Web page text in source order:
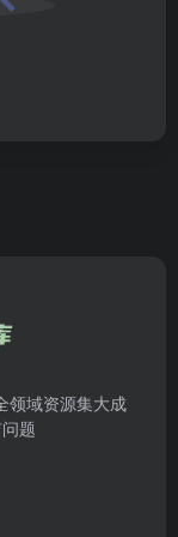
领域资源集大成
题